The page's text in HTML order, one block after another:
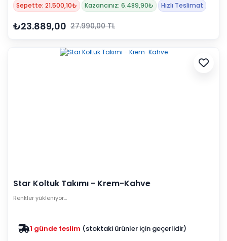
Sepette: 21.500,10₺ Kazancınız: 6.489,90₺ Hızlı Teslimat
₺23.889,00 27.990,00 TL
Star Koltuk Takımı - Krem-Kahve
Renkler yükleniyor…
1 günde teslim (stoktaki ürünler için geçerlidir)